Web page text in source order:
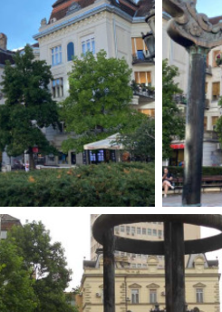
Divčibare
Vrnjačka Banja
Perućac
Kladovo
Aranđelovac
Šabac
Loznica